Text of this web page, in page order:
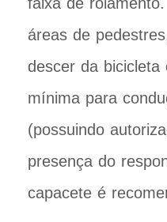
áreas de
descer da bicicleta
mínima para
(possuindo
presença do
capacete é